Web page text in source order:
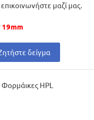
επικοινωνήστε μαζί μας.
δείγμα
Φορμάικες HPL